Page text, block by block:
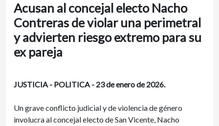
Acusan al concejal electo Nacho
Contreras de violar una perimetral
y advierten riesgo extremo para su
ex pareja
JUSTICIA - POLITICA - 23 de enero de 2026.
Un grave conflicto judicial y de violencia de género
involucra al concejal electo de San Vicente, Nacho